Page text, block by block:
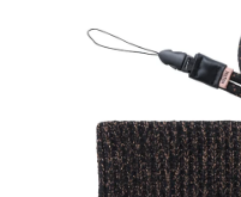
hvězdiček.